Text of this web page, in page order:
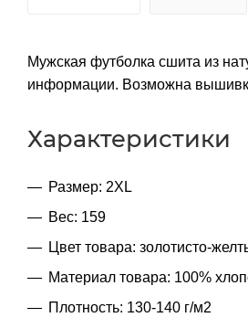
Мужская футболка сшита из
информации. Возможна
Характеристики
Размер: 2XL
Вес: 159
Цвет товара: золотисто-
Материал товара: 100%
Плотность: 130-140 г/м2